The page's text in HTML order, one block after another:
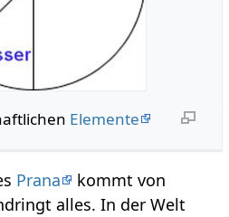
Elemente
Prana
kommt von
alles. In der Welt